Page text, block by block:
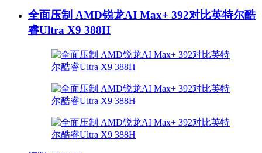
全面压制 AMD锐龙AI Max+ 392对比英特尔酷
睿Ultra X9 388H